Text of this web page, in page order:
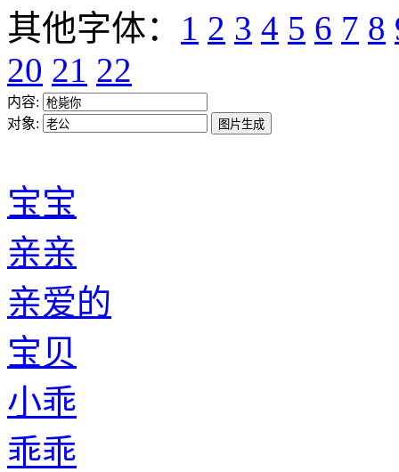
其他字体： 1 2 3 4 5 6 7 8
20 21 22
内容:
对象:
宝宝
亲亲
亲爱的
宝贝
小乖
乖乖